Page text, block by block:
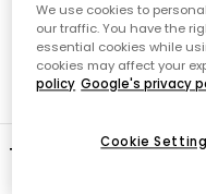
Tuotetiedot
We use cookies to
our traffic. You have the
essential cookies while
cookies may affect your
policy Google's privacy
Cookie